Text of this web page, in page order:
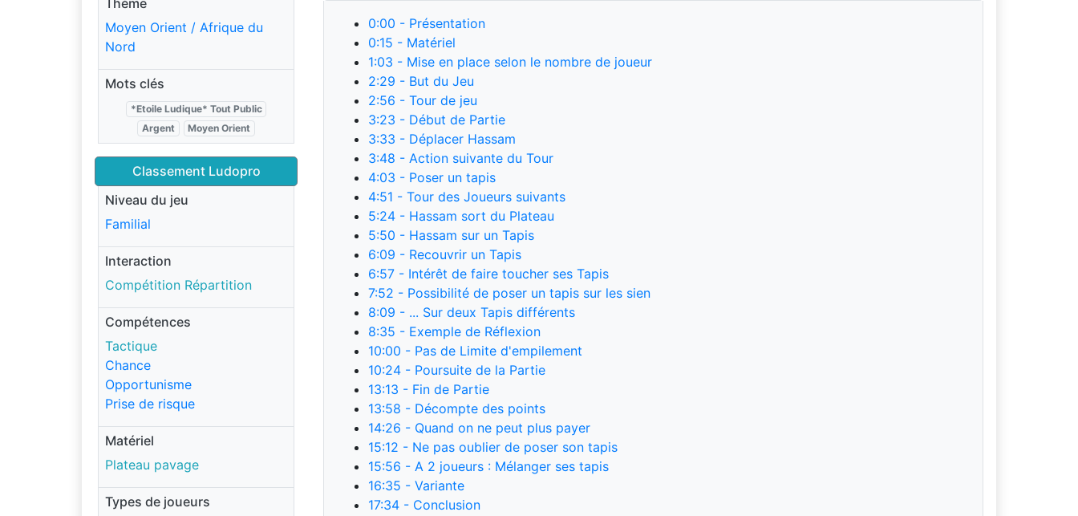
Thème
Moyen Orient / Afrique du
Nord
Mots clés
*Etoile Ludique* Tout Public
Argent
Moyen Orient
Classement Ludopro
Niveau du jeu
Familial
Interaction
Compétition Répartition
Compétences
Tactique
Chance
Opportunisme
Prise de risque
Matériel
Plateau pavage
Types de joueurs
0:00 - Présentation
0:15 - Matériel
1:03 - Mise en place selon le nombre de joueur
2:29 - But du Jeu
2:56 - Tour de jeu
3:23 - Début de Partie
3:33 - Déplacer Hassam
3:48 - Action suivante du Tour
4:03 - Poser un tapis
4:51 - Tour des Joueurs suivants
5:24 - Hassam sort du Plateau
5:50 - Hassam sur un Tapis
6:09 - Recouvrir un Tapis
6:57 - Intérêt de faire toucher ses Tapis
7:52 - Possibilité de poser un tapis sur les sien
8:09 - ... Sur deux Tapis différents
8:35 - Exemple de Réflexion
10:00 - Pas de Limite d'empilement
10:24 - Poursuite de la Partie
13:13 - Fin de Partie
13:58 - Décompte des points
14:26 - Quand on ne peut plus payer
15:12 - Ne pas oublier de poser son tapis
15:56 - A 2 joueurs : Mélanger ses tapis
16:35 - Variante
17:34 - Conclusion